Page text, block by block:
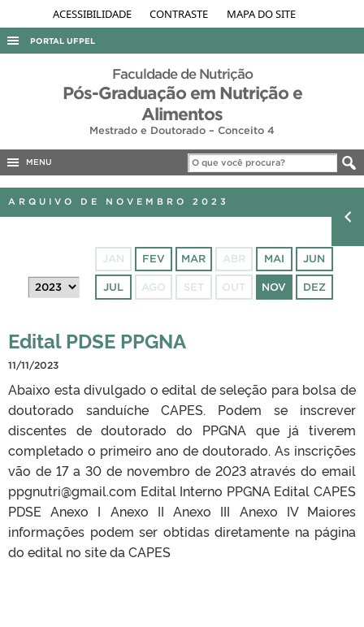
ACESSIBILIDADE CONTRASTE MAPA DO SITE
PORTAL UFPEL
ACESSO À INFORMAÇÃO
AUDITORIA
CONCURSOS
INTERNACIONAL
TELEFONES
Faculdade de Nutrição
Pós-Graduação em Nutrição e
Alimentos
Mestrado e Doutorado – Conceito 4
MENU
ARQUIVO DE NOVEMBRO 2023
JAN FEV MAR ABR MAI JUN
JUL AGO SET OUT NOV DEZ
Edital PDSE PPGNA
11/11/2023
Abaixo esta divulgado o edital de seleção para bolsa de
doutorado sanduíche CAPES. Podem se inscrever
discentes de doutorado do PPGNA que já tiverem
completado o primeiro ano de doutorado. As inscrições
vão de 17 a 30 de novembro de 2023 através do email
ppgnutri@gmail.com Edital Interno PPGNA Edital CAPES
PDSE Anexo I Anexo II Anexo III Anexo IV Maiores
informações podem ser obtidas diretamente na página
do edital no site da CAPES